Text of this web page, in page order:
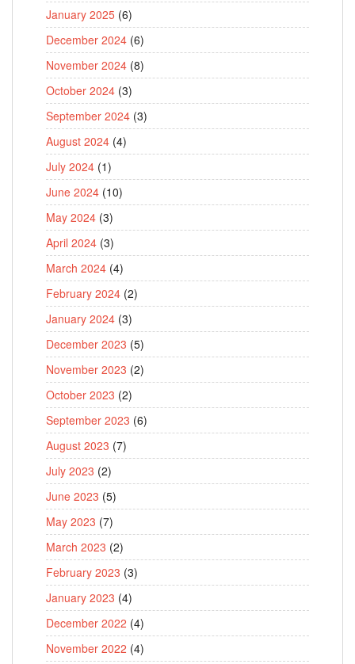
January 2025 (6)
December 2024 (6)
November 2024 (8)
October 2024 (3)
September 2024 (3)
August 2024 (4)
July 2024 (1)
June 2024 (10)
May 2024 (3)
April 2024 (3)
March 2024 (4)
February 2024 (2)
January 2024 (3)
December 2023 (5)
November 2023 (2)
October 2023 (2)
September 2023 (6)
August 2023 (7)
July 2023 (2)
June 2023 (5)
May 2023 (7)
March 2023 (2)
February 2023 (3)
January 2023 (4)
December 2022 (4)
November 2022 (4)